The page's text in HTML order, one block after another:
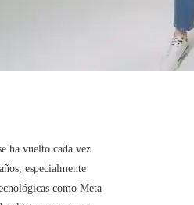
ha vuelto cada vez
especialmente
como Meta